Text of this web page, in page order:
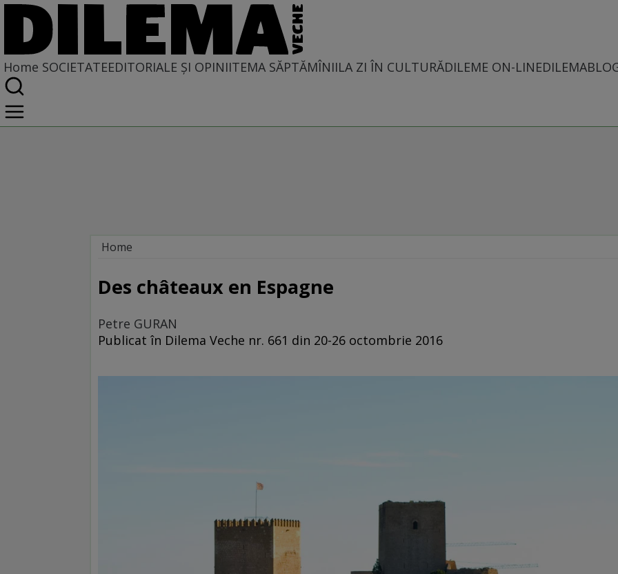
Home SOCIETATEEDITORIALE ȘI OPINIITEMA SĂPTĂMÎNIILA ZI ÎN CULTURĂDILEME ON-LINE
Home
DIN POLUL PLUS
Des châteaux en Espagne
Petre GURAN
Publicat în Dilema Veche nr. 661 din 20-26 octombrie 2016